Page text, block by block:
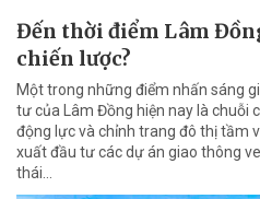
Đến thời điểm Lâm
chiến lược?
Một trong những điểm nhấn sáng
tư của Lâm Đồng hiện nay là chuỗi
động lực và chỉnh trang đô thị tầm
xuất đầu tư các dự án giao thông
thái…